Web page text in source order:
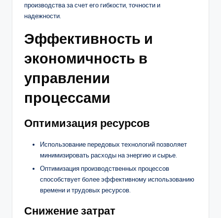
производства за счет его гибкости, точности и
надежности.
Эффективность и
экономичность в
управлении
процессами
Оптимизация ресурсов
Использование передовых технологий позволяет
минимизировать расходы на энергию и сырье.
Оптимизация производственных процессов
способствует более эффективному использованию
времени и трудовых ресурсов.
Снижение затрат